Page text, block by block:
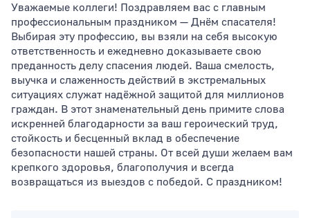
Уважаемые коллеги! Поздравляем вас с главным
профессиональным праздником — Днём спасателя!
Выбирая эту профессию, вы взяли на себя высокую
ответственность и ежедневно доказываете свою
преданность делу спасения людей. Ваша смелость,
выучка и слаженность действий в экстремальных
ситуациях служат надёжной защитой для миллионов
граждан. В этот знаменательный день примите слова
искренней благодарности за ваш героический труд,
стойкость и бесценный вклад в обеспечение
безопасности нашей страны. От всей души желаем вам
крепкого здоровья, благополучия и всегда
возвращаться из выездов с победой. С праздником!